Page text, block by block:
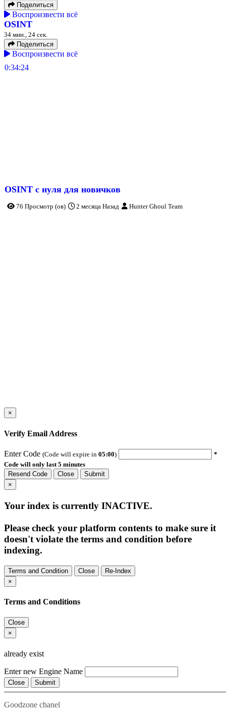
Поделиться
Воспроизвести всё
OSINT
34 мин., 24 сек.
Поделиться
Воспроизвести всё
0:34:24
OSINT с нуля для новичков
76 Просмотр (ов) 2 месяца Назад Hunter Ghoul Team
Goodzone chanel
×
Verify Email Address
Enter Code (Code will expire in 05:00)
*
Code will only last 5 minutes
Resend Code
Close
Submit
×
Your index is currently INACTIVE.
Please check your platform contents to make sure it
doesn't violate the terms and condition before
indexing.
Terms and Condition Close
Re-Index
×
Terms and Conditions
Close
×
already exist
Enter new Engine Name
Close Submit